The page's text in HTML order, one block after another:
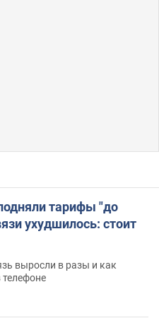
тарифы "до
ухудшилось: стоит
выросли в разы и как
телефоне